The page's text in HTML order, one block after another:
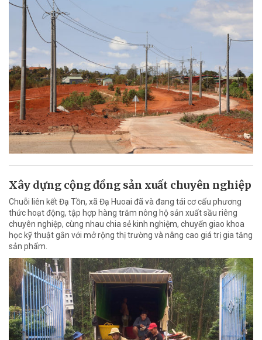
Xây dựng cộng đồng sản xuất chuyên nghiệp
Chuỗi liên kết Đạ Tồn, xã Đạ Huoai đã và đang tái cơ cấu phương
thức hoạt động, tập hợp hàng trăm nông hộ sản xuất sầu riêng
chuyên nghiệp, cùng nhau chia sẻ kinh nghiệm, chuyển giao khoa
học kỹ thuật gắn với mở rộng thị trường và nâng cao giá trị gia tăng
sản phẩm.